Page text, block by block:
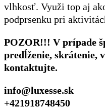
vlhkosť. Využi top aj
podprsenku pri
POZOR!!! V prípade
predĺženie, skrátenie,
kontaktujte.
info@luxesse.sk
+421918748450